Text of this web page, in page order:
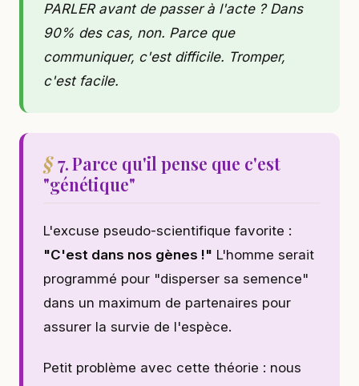
PARLER avant de passer à l'acte ? Dans
90% des cas, non. Parce que
communiquer, c'est difficile. Tromper,
c'est facile.
7. Parce qu'il pense que c'est
"génétique"
L'excuse pseudo-scientifique favorite :
"C'est dans nos gènes !" L'homme serait
programmé pour "disperser sa semence"
dans un maximum de partenaires pour
assurer la survie de l'espèce.
Petit problème avec cette théorie : nous